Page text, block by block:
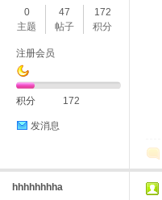
0
主题
47
帖子
172
积分
注册会员
积分 172
发消息
hhhhhhhha